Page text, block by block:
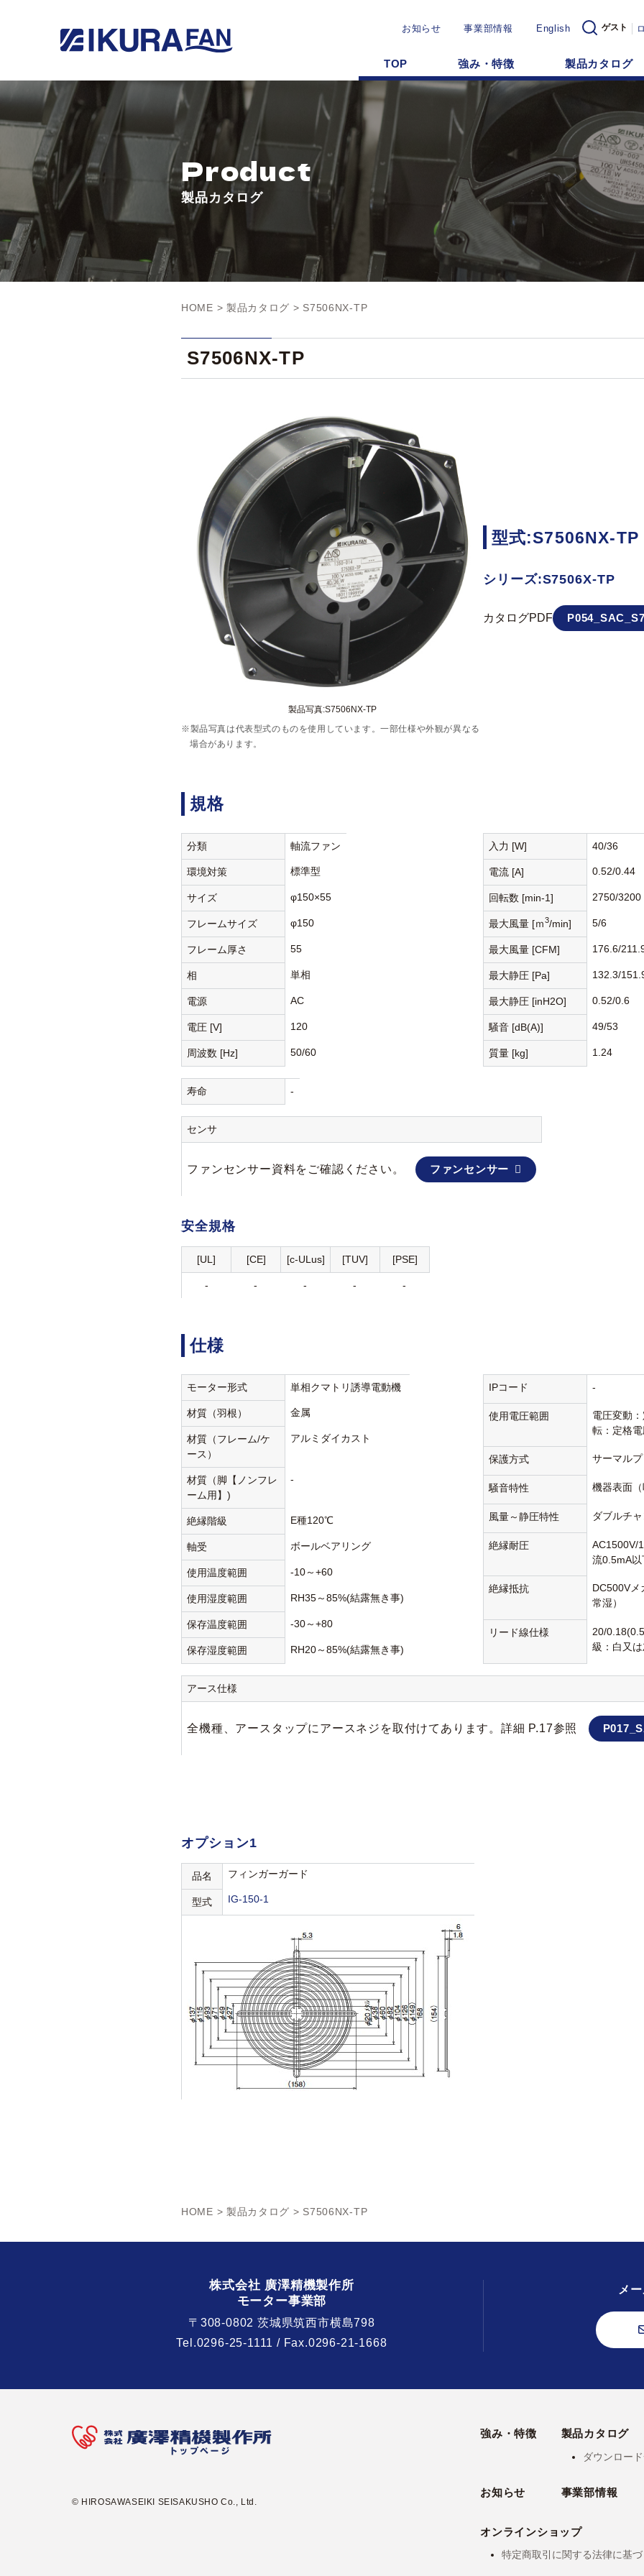
お知らせ 事業部情報 English ゲスト
TOP 強み・特徴 製品カタログ
Product
製品カタログ
HOME > 製品カタログ > S7506NX-TP
S7506NX-TP
製品写真:S7506NX-TP
※製品写真は代表型式のものを使用しています。一部仕様や外観が異なる
場合があります。
型式:S7506NX-TP
シリーズ:S7506X-TP
カタログPDF
規格
分類 軸流ファン
環境対策 標準型
サイズ φ150×55
フレームサイズ φ150
フレーム厚さ 55
相 単相
電源 AC
電圧 [V] 120
周波数 [Hz] 50/60
入力 [W] 40/36
電流 [A] 0.52/0.44
回転数 [min-1] 2750/3200
最大風量 [ｍ3/min] 5/6
最大風量 [CFM] 176.6/
最大静圧 [Pa] 132.3/
最大静圧 [inH2O] 0.52/0.6
騒音 [dB(A)] 49/53
質量 [kg] 1.24
寿命 -
センサ
ファンセンサー資料をご確認ください。 ファンセンサー
安全規格
[UL] [CE] [c-ULus] [TUV] [PSE]
- - - - -
仕様
モーター形式 単相クマトリ誘導電動機
材質（羽根） 金属
材質（フレーム/ケ
ース）
アルミダイカスト
材質（脚【ノンフレ
ーム用】)
-
絶縁階級 E種120℃
軸受 ボールベアリング
使用温度範囲 -10～+60
使用湿度範囲 RH35～85%(結露無き事)
保存温度範囲 -30～+80
保存湿度範囲 RH20～85%(結露無き事)
IPコード -
使用電圧範囲
電圧変動
転：定格
保護方式 サーマル
騒音特性 機器表面
風量～静圧特性 ダブルチ
絶縁耐圧
AC1500V/
流0.5mA
絶縁抵抗
DC500V
常湿）
リード線仕様
20/
級：白又
アース仕様
全機種、アースタップにアースネジを取付けてあります。詳細 P.17参照
オプション1
品名 フィンガーガード
型式 IG-150-1
HOME > 製品カタログ > S7506NX-TP
メ
株式会社 廣澤精機製作所
モーター事業部
〒308-0802 茨城県筑西市横島798
Tel.0296-25-1111 / Fax.0296-21-1668
© HIROSAWASEIKI SEISAKUSHO Co., Ltd.
強み・特徴 製品カタログ
ダウンロー
お知らせ 事業部情報
オンラインショップ
特定商取引に関する法律に基